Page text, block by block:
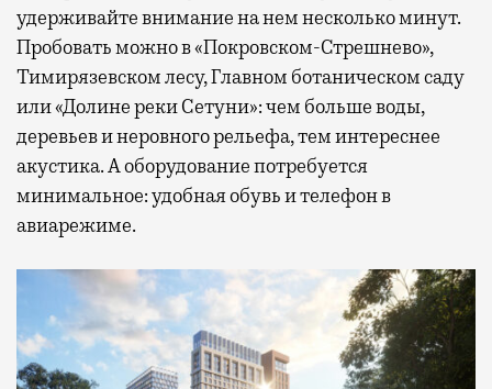
удерживайте внимание на нем несколько минут.
Пробовать можно в «Покровском-Стрешнево»,
Тимирязевском лесу, Главном ботаническом саду
или «Долине реки Сетуни»: чем больше воды,
деревьев и неровного рельефа, тем интереснее
акустика. А оборудование потребуется
минимальное: удобная обувь и телефон в
авиарежиме.